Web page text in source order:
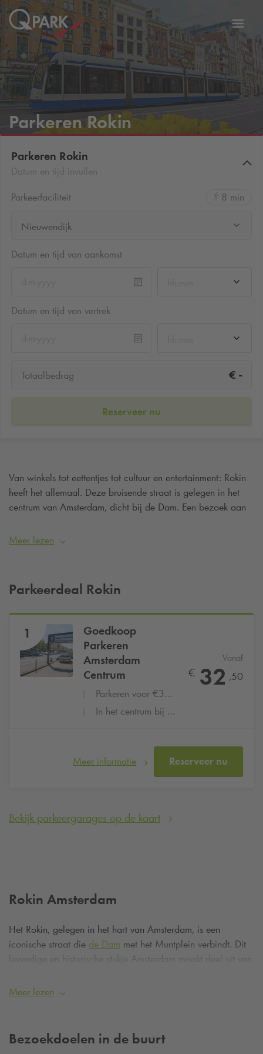
Parkeren Rokin
Parkeren Rokin
Parkeerfaciliteit
8 min
Nieuwendijk
Datum en tijd van aankomst
Datum en tijd van vertrek
Totaalbedrag € -
Reserveer nu
Van winkels tot eettentjes tot cultuur en entertainment: Rokin
heeft het allemaal. Deze bruisende straat is gelegen in het
centrum van Amsterdam, dicht bij de Dam. Een bezoek aan
Amsterdam. Bezoek jij de Spuistraat en wil je graag in de
Meer lezen
Parkeerdeal Rokin
1
Goedkoop
Parkeren
Amsterdam
Centrum
Parkeren voor €32,50 per dag
In het centrum bij de Kalverstraat
Vanaf
€ 32 ,50
Meer informatie Reserveer nu
Bekijk parkeergarages op de kaart
Rokin Amsterdam
Het Rokin, gelegen in het hart van Amsterdam, is een
iconische straat die de Dam met het Muntplein verbindt. Dit
levendige en historische stukje Amsterdam maakt deel uit van
geschiedenis met moderne stedelijke dynamiek. Vandaag de
De naam Rokin heeft een interessante historische achtergrond
Meer lezen
Bezoekdoelen in de buurt